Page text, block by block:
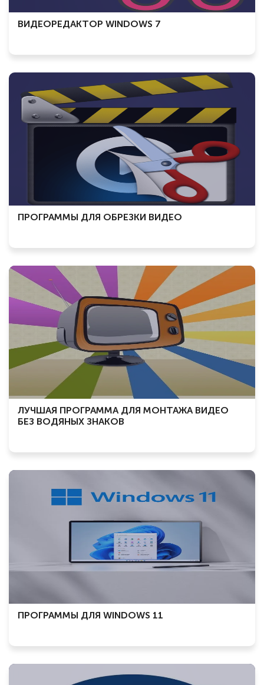
ВИДЕОРЕДАКТОР WINDOWS 7
ПРОГРАММЫ ДЛЯ ОБРЕЗКИ ВИДЕО
ЛУЧШАЯ ПРОГРАММА ДЛЯ МОНТАЖА ВИДЕО
БЕЗ ВОДЯНЫХ ЗНАКОВ
ПРОГРАММЫ ДЛЯ WINDOWS 11